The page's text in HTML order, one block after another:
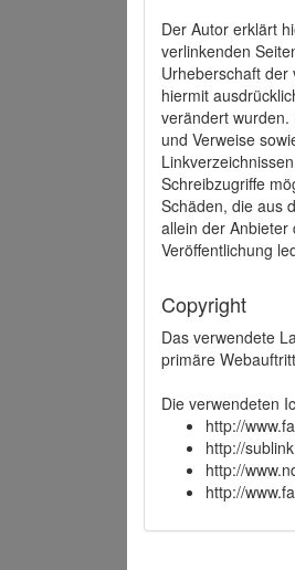
Der Autor erklärt
verlinkenden
Urheberschaft der
hiermit
verändert
und Verweise
Schreibzugriffe
Schäden, die aus
allein der Anbieter
Veröffentlichung
Copyright
Das verwendete
primäre
Die verwendeten
http://
http://
http://
http://